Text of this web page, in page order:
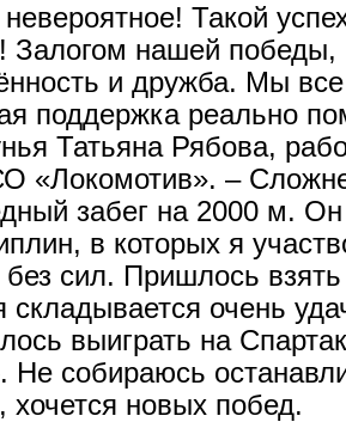
Такой
Залогом нашей победы,
и дружба. Мы все
поддержка реально
Татьяна Рябова,
«Локомотив». –
забег на 2000 м.
в которых я
без сил. Пришлось
складывается очень
выиграть на
собираюсь
хочется новых побед.